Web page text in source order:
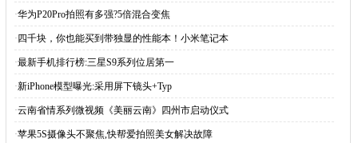
·华为P20Pro拍照有多强?5倍混合变焦
· 四千块，你也能买到带独显的性能本！小米笔记本
·最新手机排行榜:三星S9系列位居第一
·新iPhone模型曝光:采用屏下镜头+Typ
·云南省情系列微视频《美丽云南》四州市启动仪式
·苹果5S摄像头不聚焦,快帮爱拍照美女解决故障